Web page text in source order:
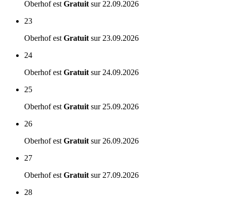
Oberhof est Gratuit sur 22.09.2026
23
Oberhof est Gratuit sur 23.09.2026
24
Oberhof est Gratuit sur 24.09.2026
25
Oberhof est Gratuit sur 25.09.2026
26
Oberhof est Gratuit sur 26.09.2026
27
Oberhof est Gratuit sur 27.09.2026
28